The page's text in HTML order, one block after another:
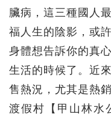
臟病，這三種國人
福人生的陰影，或
身體想告訴你的真
生活的時候了。近
售熱況，尤其是熱
渡假村【甲山林水